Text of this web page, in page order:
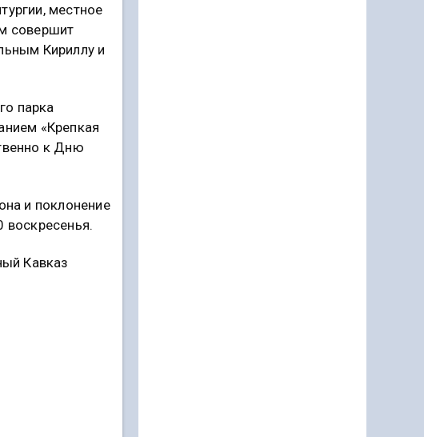
местное
совершит
Кириллу и
парка
«Крепкая
к Дню
и поклонение
Кавказ